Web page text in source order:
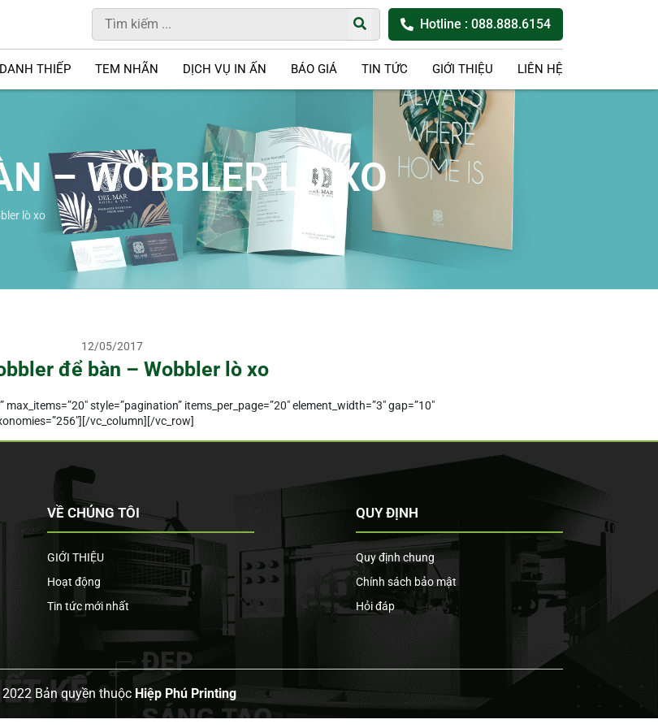
Hotline : 088.888.6154
DANH THIẾP TEM NHÃN DỊCH VỤ IN ẤN BÁO GIÁ TIN TỨC GIỚI THIỆU LIÊN HỆ
– WOBBLER LÒ XO
lò xo
12/05/2017
để bàn – Wobbler lò xo
style=”pagination” items_per_page=”20″ element_width=”3″ gap=”10″
vc_column][/vc_row]
VỀ CHÚNG TÔI
GIỚI THIỆU
Hoạt động
Tin tức mới nhất
QUY ĐỊNH
Quy định chung
Chính sách bảo mật
Hỏi đáp
Bản quyền thuộc Hiệp Phú Printing